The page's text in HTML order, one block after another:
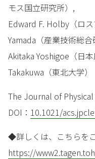
モス国立研究所）,
Edward F. Holby（ロ
Yamada（産業技術総
Akitaka Yoshigoe（日
Takakuwa（東北大学）
The Journal of
DOI： 10.1021/
◆詳しくは、こちらを
https://